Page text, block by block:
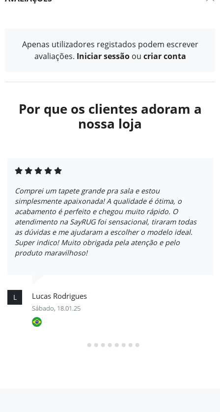
Apenas utilizadores registados podem escrever
avaliações. Iniciar sessão ou criar conta
Por que os clientes adoram a
nossa loja
Comprei um tapete grande pra sala e estou
simplesmente apaixonada! A qualidade é ótima, o
acabamento é perfeito e chegou muito rápido. O
atendimento na SayRUG foi sensacional, tiraram todas
as dúvidas e me ajudaram a escolher o modelo ideal.
Super indico! Muito obrigada pela atenção e pelo
produto maravilhoso!
L Lucas Rodrigues
Sábado, 18.01.25